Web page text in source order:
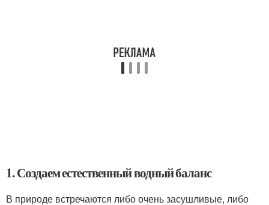
1. Создаем естественный водный баланс
В природе встречаются либо очень засушливые, либо